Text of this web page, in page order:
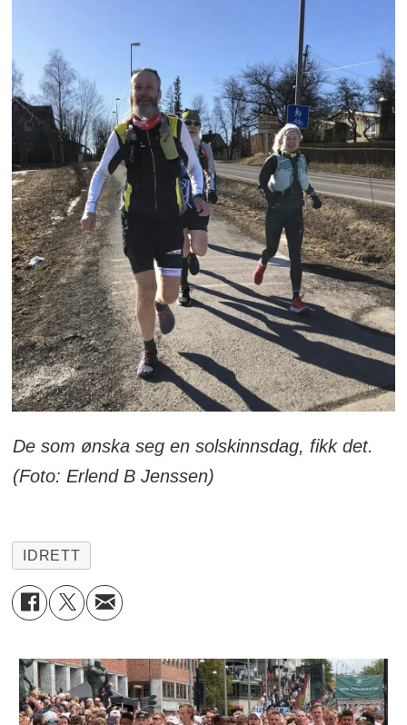
De som ønska seg en solskinnsdag, fikk det.
(Foto: Erlend B Jenssen)
IDRETT